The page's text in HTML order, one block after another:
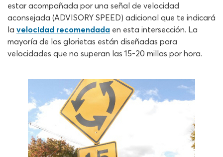
estar acompañada por una señal de velocidad
aconsejada (ADVISORY SPEED) adicional que te indicará
la velocidad recomendada en esta intersección. La
mayoría de las glorietas están diseñadas para
velocidades que no superan las 15-20 millas por hora.